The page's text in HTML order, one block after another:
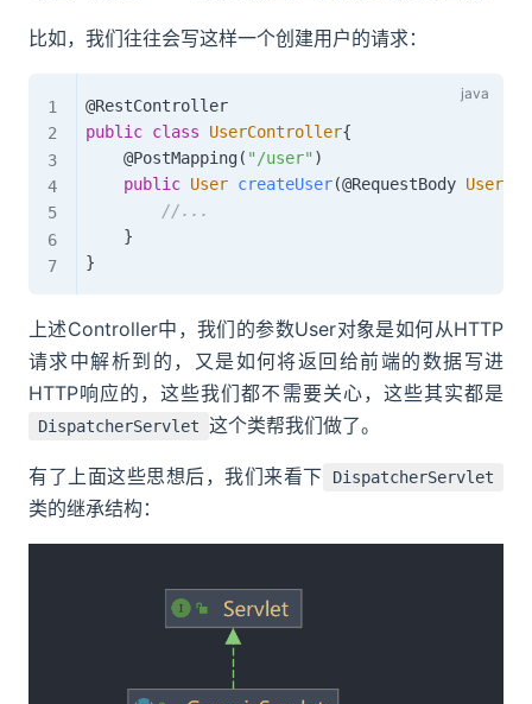
比如，我们往往会写这样一个创建用户的请求：
@RestController
public class UserController{
@PostMapping( "/user" )
public User createUser(@RequestBody User
//...
}
}
上述Controller中，我们的参数User对象是如何从HTTP
请求中解析到的，又是如何将返回给前端的数据写进
HTTP响应的，这些我们都不需要关心，这些其实都是
DispatcherServlet 这个类帮我们做了。
有了上面这些思想后，我们来看下 DispatcherServlet
类的继承结构：